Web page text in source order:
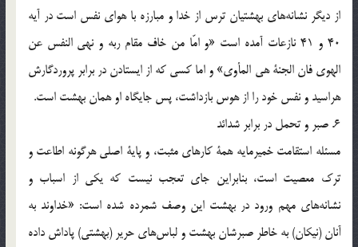
از ديگر نشانه‎هاي بهشتيان ترس از خدا و مبارزه با هواي نفس است در آيه
40 و 41 نازعات آمده است «و امّا من خاف مقام ربه و نهي النفس عن
الهوي فان الجنة هي المأوي» و اما كسي كه از ايستادن در برابر پروردگارش
هراسيد و نفس خود را از هوس بازداشت، پس جايگاه او همان بهشت است.
6. صبر و تحمل در برابر شدائد
مسئله استقامت خميرمايه همة كارهاي مثبت، و پاية اصلي هرگونه اطاعت و
ترك معصيت است، بنابراين جاي تعجب نيست كه يكي از اسباب و
نشانه‎هاي مهم ورود در بهشت اين وصف شمرده شده است: «خداوند به
آنان (نيكان) به خاطر صبرشان بهشت و لباس‎هاي حرير (بهشتي) پاداش داده